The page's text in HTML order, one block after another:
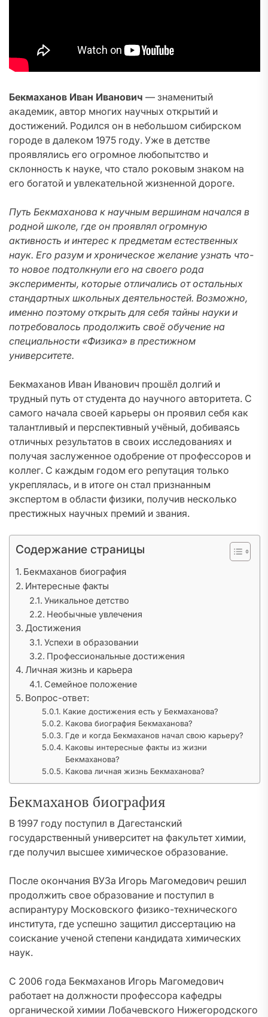
Бекмаханов Иван Иванович — знаменитый
академик, автор многих научных открытий и
достижений. Родился он в небольшом сибирском
городе в далеком 1975 году. Уже в детстве
проявлялись его огромное любопытство и
склонность к науке, что стало роковым знаком на
его богатой и увлекательной жизненной дороге.
Путь Бекмаханова к научным вершинам начался в
родной школе, где он проявлял огромную
активность и интерес к предметам естественных
наук. Его разум и хроническое желание узнать что-
то новое подтолкнули его на своего рода
эксперименты, которые отличались от остальных
стандартных школьных деятельностей. Возможно,
именно поэтому открыть для себя тайны науки и
потребовалось продолжить своё обучение на
специальности «Физика» в престижном
университете.
Бекмаханов Иван Иванович прошёл долгий и
трудный путь от студента до научного авторитета. С
самого начала своей карьеры он проявил себя как
талантливый и перспективный учёный, добиваясь
отличных результатов в своих исследованиях и
получая заслуженное одобрение от профессоров и
коллег. С каждым годом его репутация только
укреплялась, и в итоге он стал признанным
экспертом в области физики, получив несколько
престижных научных премий и звания.
Содержание страницы
Бекмаханов биография
Интересные факты
Уникальное детство
Необычные увлечения
Достижения
Успехи в образовании
Профессиональные достижения
Личная жизнь и карьера
Семейное положение
Вопрос-ответ:
Какие достижения есть у Бекмаханова?
Какова биография Бекмаханова?
Где и когда Бекмаханов начал свою карьеру?
Каковы интересные факты из жизни
Бекмаханова?
Какова личная жизнь Бекмаханова?
Бекмаханов биография
В 1997 году поступил в Дагестанский
государственный университет на факультет химии,
где получил высшее химическое образование.
После окончания ВУЗа Игорь Магомедович решил
продолжить свое образование и поступил в
аспирантуру Московского физико-технического
института, где успешно защитил диссертацию на
соискание ученой степени кандидата химических
наук.
С 2006 года Бекмаханов Игорь Магомедович
работает на должности профессора кафедры
органической химии Лобачевского Нижегородского